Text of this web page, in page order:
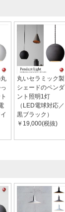
丸いセラミック製
シェードのペンダ
ント照明1灯
（LED電球対応／
黒ブラック）
￥19,000(税抜)